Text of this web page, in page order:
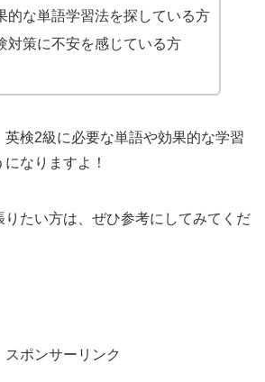
的な単語学習法を探している方
対策に不安を感じている方
英検2級に必要な単語や効果的な学習
なりますよ！
りたい方は、ぜひ参考にしてみてくだ
スポンサーリンク